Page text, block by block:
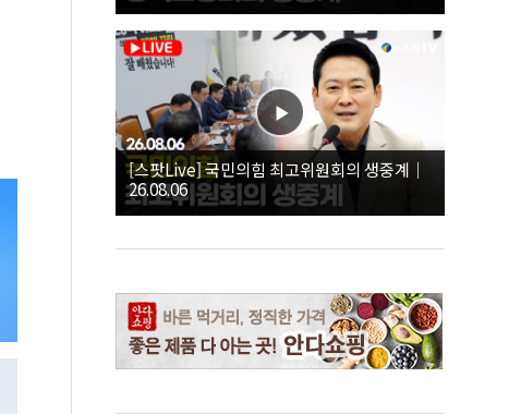
[스팟Live] 국민의힘 최고위원회의 생중계｜
26.08.06